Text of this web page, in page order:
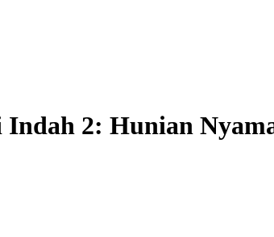
2: Hunian